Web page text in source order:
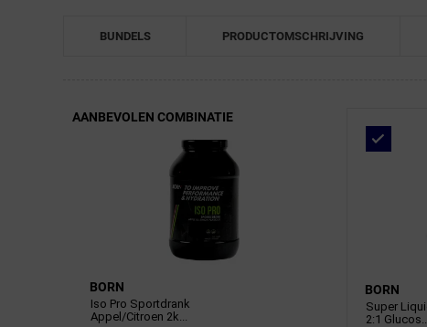
BUNDELS PRODUCTOMSCHRIJVING
AANBEVOLEN COMBINATIE
BORN
Iso Pro Sportdrank
Appel/Citroen 2k...
BORN
Super
2:1 Glucos...